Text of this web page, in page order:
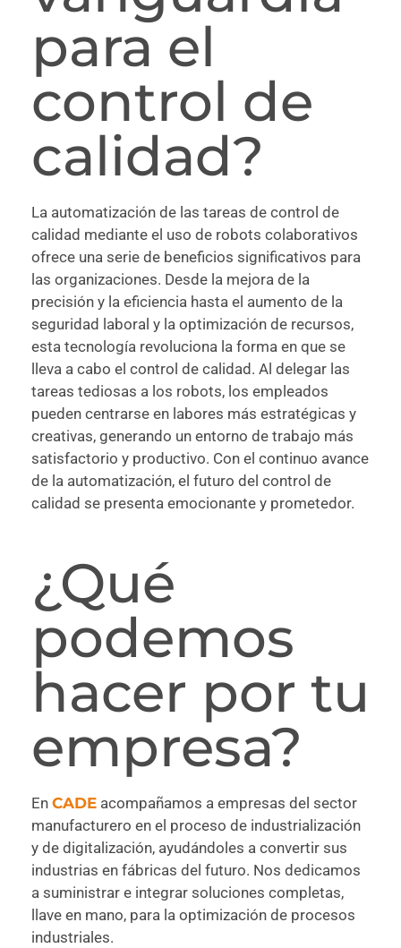
para el
control de
calidad?
La automatización de las tareas de control de
calidad mediante el uso de robots colaborativos
ofrece una serie de beneficios significativos para
las organizaciones. Desde la mejora de la
precisión y la eficiencia hasta el aumento de la
seguridad laboral y la optimización de recursos,
esta tecnología revoluciona la forma en que se
lleva a cabo el control de calidad. Al delegar las
tareas tediosas a los robots, los empleados
pueden centrarse en labores más estratégicas y
creativas, generando un entorno de trabajo más
satisfactorio y productivo. Con el continuo avance
de la automatización, el futuro del control de
calidad se presenta emocionante y prometedor.
¿Qué
podemos
hacer por tu
empresa?
En CADE acompañamos a empresas del sector
manufacturero en el proceso de industrialización
y de digitalización, ayudándoles a convertir sus
industrias en fábricas del futuro. Nos dedicamos
a suministrar e integrar soluciones completas,
llave en mano, para la optimización de procesos
industriales.